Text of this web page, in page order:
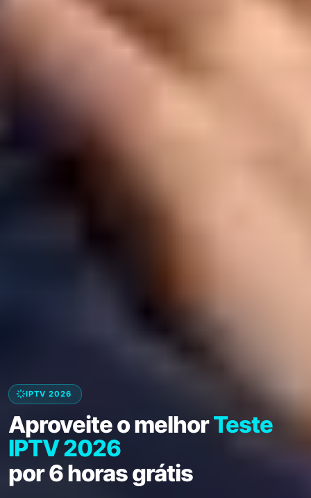
IPTV 2026
Aproveite o melhorTeste
IPTV 2026
por 6 horas grátis